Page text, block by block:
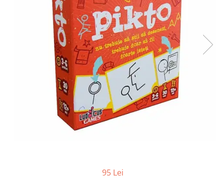
Jocuri pentru o persoana
Jocuri pentru 2 persoane
Game cunoscute
95 Lei